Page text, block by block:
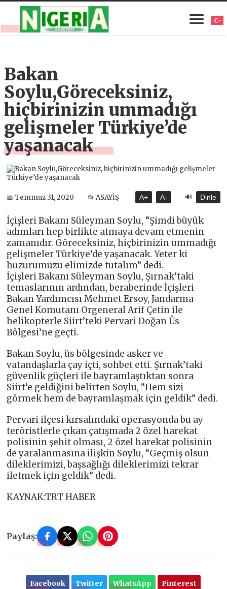
Bakan
Soylu,Göreceksiniz,
hiçbirinizin ummadığı
gelişmeler Türkiye’de
yaşanacak
📅 Temmuz 31, 2020 📂 ASAYİŞ A+ A- 🔊 Dinle
İçişleri Bakanı Süleyman Soylu, “Şimdi büyük
adımları hep birlikte atmaya devam etmenin
zamanıdır. Göreceksiniz, hiçbirinizin ummadığı
gelişmeler Türkiye’de yaşanacak. Yeter ki
huzurumuzu elimizde tutalım” dedi.
İçişleri Bakanı Süleyman Soylu, Şırnak’taki
temaslarının ardından, beraberinde İçişleri
Bakan Yardımcısı Mehmet Ersoy, Jandarma
Genel Komutanı Orgeneral Arif Çetin ile
helikopterle Siirt’teki Pervari Doğan Üs
Bölgesi’ne geçti.
Bakan Soylu, üs bölgesinde asker ve
vatandaşlarla çay içti, sohbet etti. Şırnak’taki
güvenlik güçleri ile bayramlaştıktan sonra
Siirt’e geldiğini belirten Soylu, “Hem sizi
görmek hem de bayramlaşmak için geldik” dedi.
Pervari ilçesi kırsalındaki operasyonda bu ay
teröristlerle çıkan çatışmada 2 özel harekat
polisinin şehit olması, 2 özel harekat polisinin
de yaralanmasına ilişkin Soylu, “Geçmiş olsun
dileklerimizi, başsağlığı dileklerimizi tekrar
iletmek için geldik” dedi.
KAYNAK:TRT HABER
Paylaş:
Facebook Twitter WhatsApp Pinterest